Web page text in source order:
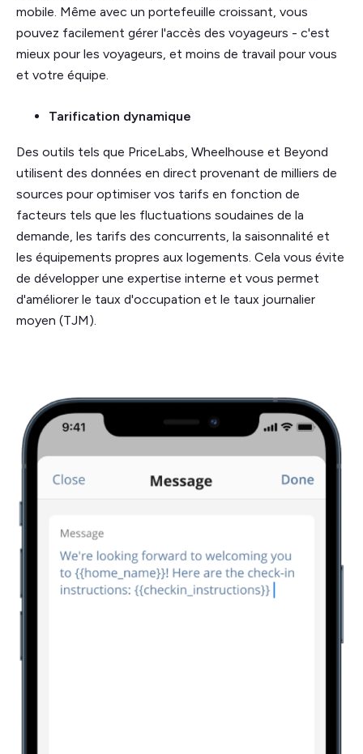
mobile. Même avec un portefeuille croissant, vous
pouvez facilement gérer l'accès des voyageurs - c'est
mieux pour les voyageurs, et moins de travail pour vous
et votre équipe.
Tarification dynamique
Des outils tels que PriceLabs, Wheelhouse et Beyond
utilisent des données en direct provenant de milliers de
sources pour optimiser vos tarifs en fonction de
facteurs tels que les fluctuations soudaines de la
demande, les tarifs des concurrents, la saisonnalité et
les équipements propres aux logements. Cela vous évite
de développer une expertise interne et vous permet
d'améliorer le taux d'occupation et le taux journalier
moyen (TJM).